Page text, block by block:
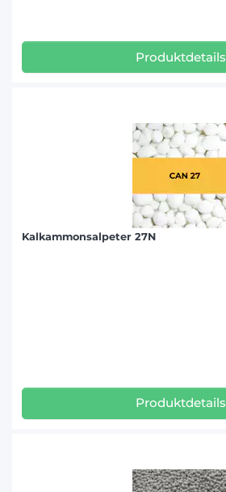
Produktdetails
Kalkammonsalpeter 27N
Produktdetails